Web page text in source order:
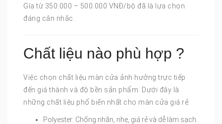
Gía từ 350.000 – 500.000 VNĐ/bộ đã là lựa chọn
đáng cân nhắc.
Chất liệu nào phù hợp ?
Việc chọn chất liệu màn cửa ảnh hưởng trực tiếp
đến giá thành và độ bền sản phẩm. Dưới đây là
những chất liệu phổ biến nhất cho màn cửa giá rẻ:
Polyester: Chống nhăn, nhẹ, giá rẻ và dễ làm sạch.